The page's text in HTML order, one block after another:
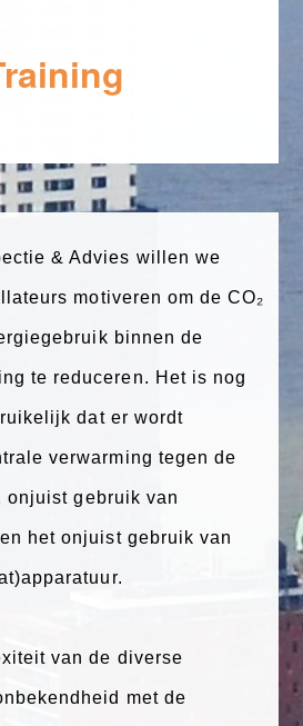
& Advies willen we
motiveren om de CO₂
binnen de
te reduceren. Het is nog
dat er wordt
verwarming tegen de
gebruik van
het onjuist gebruik van
van de diverse
met de